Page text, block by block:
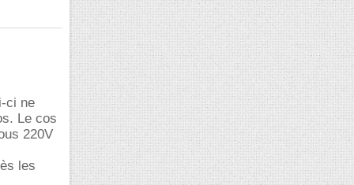
ci ne
Le cos
220V
les